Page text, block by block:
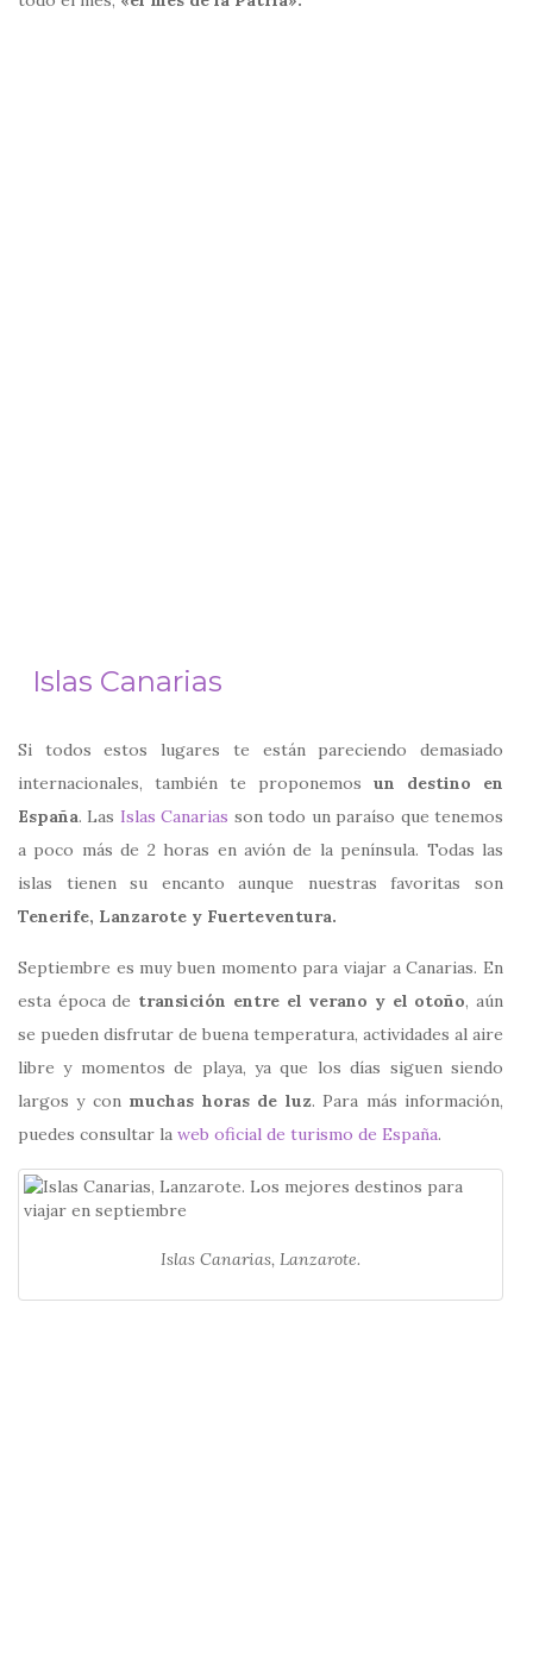
Islas Canarias
Si todos estos lugares te están pareciendo demasiado
internacionales, también te proponemos un destino en
España. Las Islas Canarias son todo un paraíso que tenemos
a poco más de 2 horas en avión de la península. Todas las
islas tienen su encanto aunque nuestras favoritas son
Tenerife, Lanzarote y Fuerteventura.
Septiembre es muy buen momento para viajar a Canarias. En
esta época de transición entre el verano y el otoño, aún
se pueden disfrutar de buena temperatura, actividades al aire
libre y momentos de playa, ya que los días siguen siendo
largos y con muchas horas de luz. Para más información,
puedes consultar la web oficial de turismo de España.
Islas Canarias, Lanzarote.